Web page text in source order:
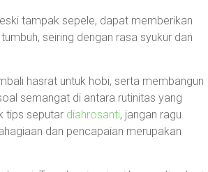
tampak sepele, dapat memberikan
seiring dengan rasa syukur dan
hasrat untuk hobi, serta membangun
semangat di antara rutinitas yang
tips seputar diahrosanti, jangan ragu
dan pencapaian merupakan